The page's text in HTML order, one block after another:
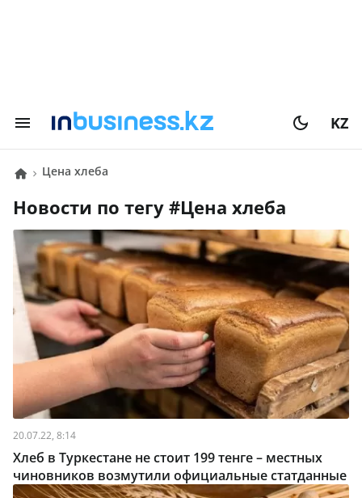
KZ
цена хлеба
Новости по тегу # цена хлеба
20.07.22, 8:14
Хлеб в Туркестане не стоит 199 тенге – местных
чиновников возмутили официальные статданные